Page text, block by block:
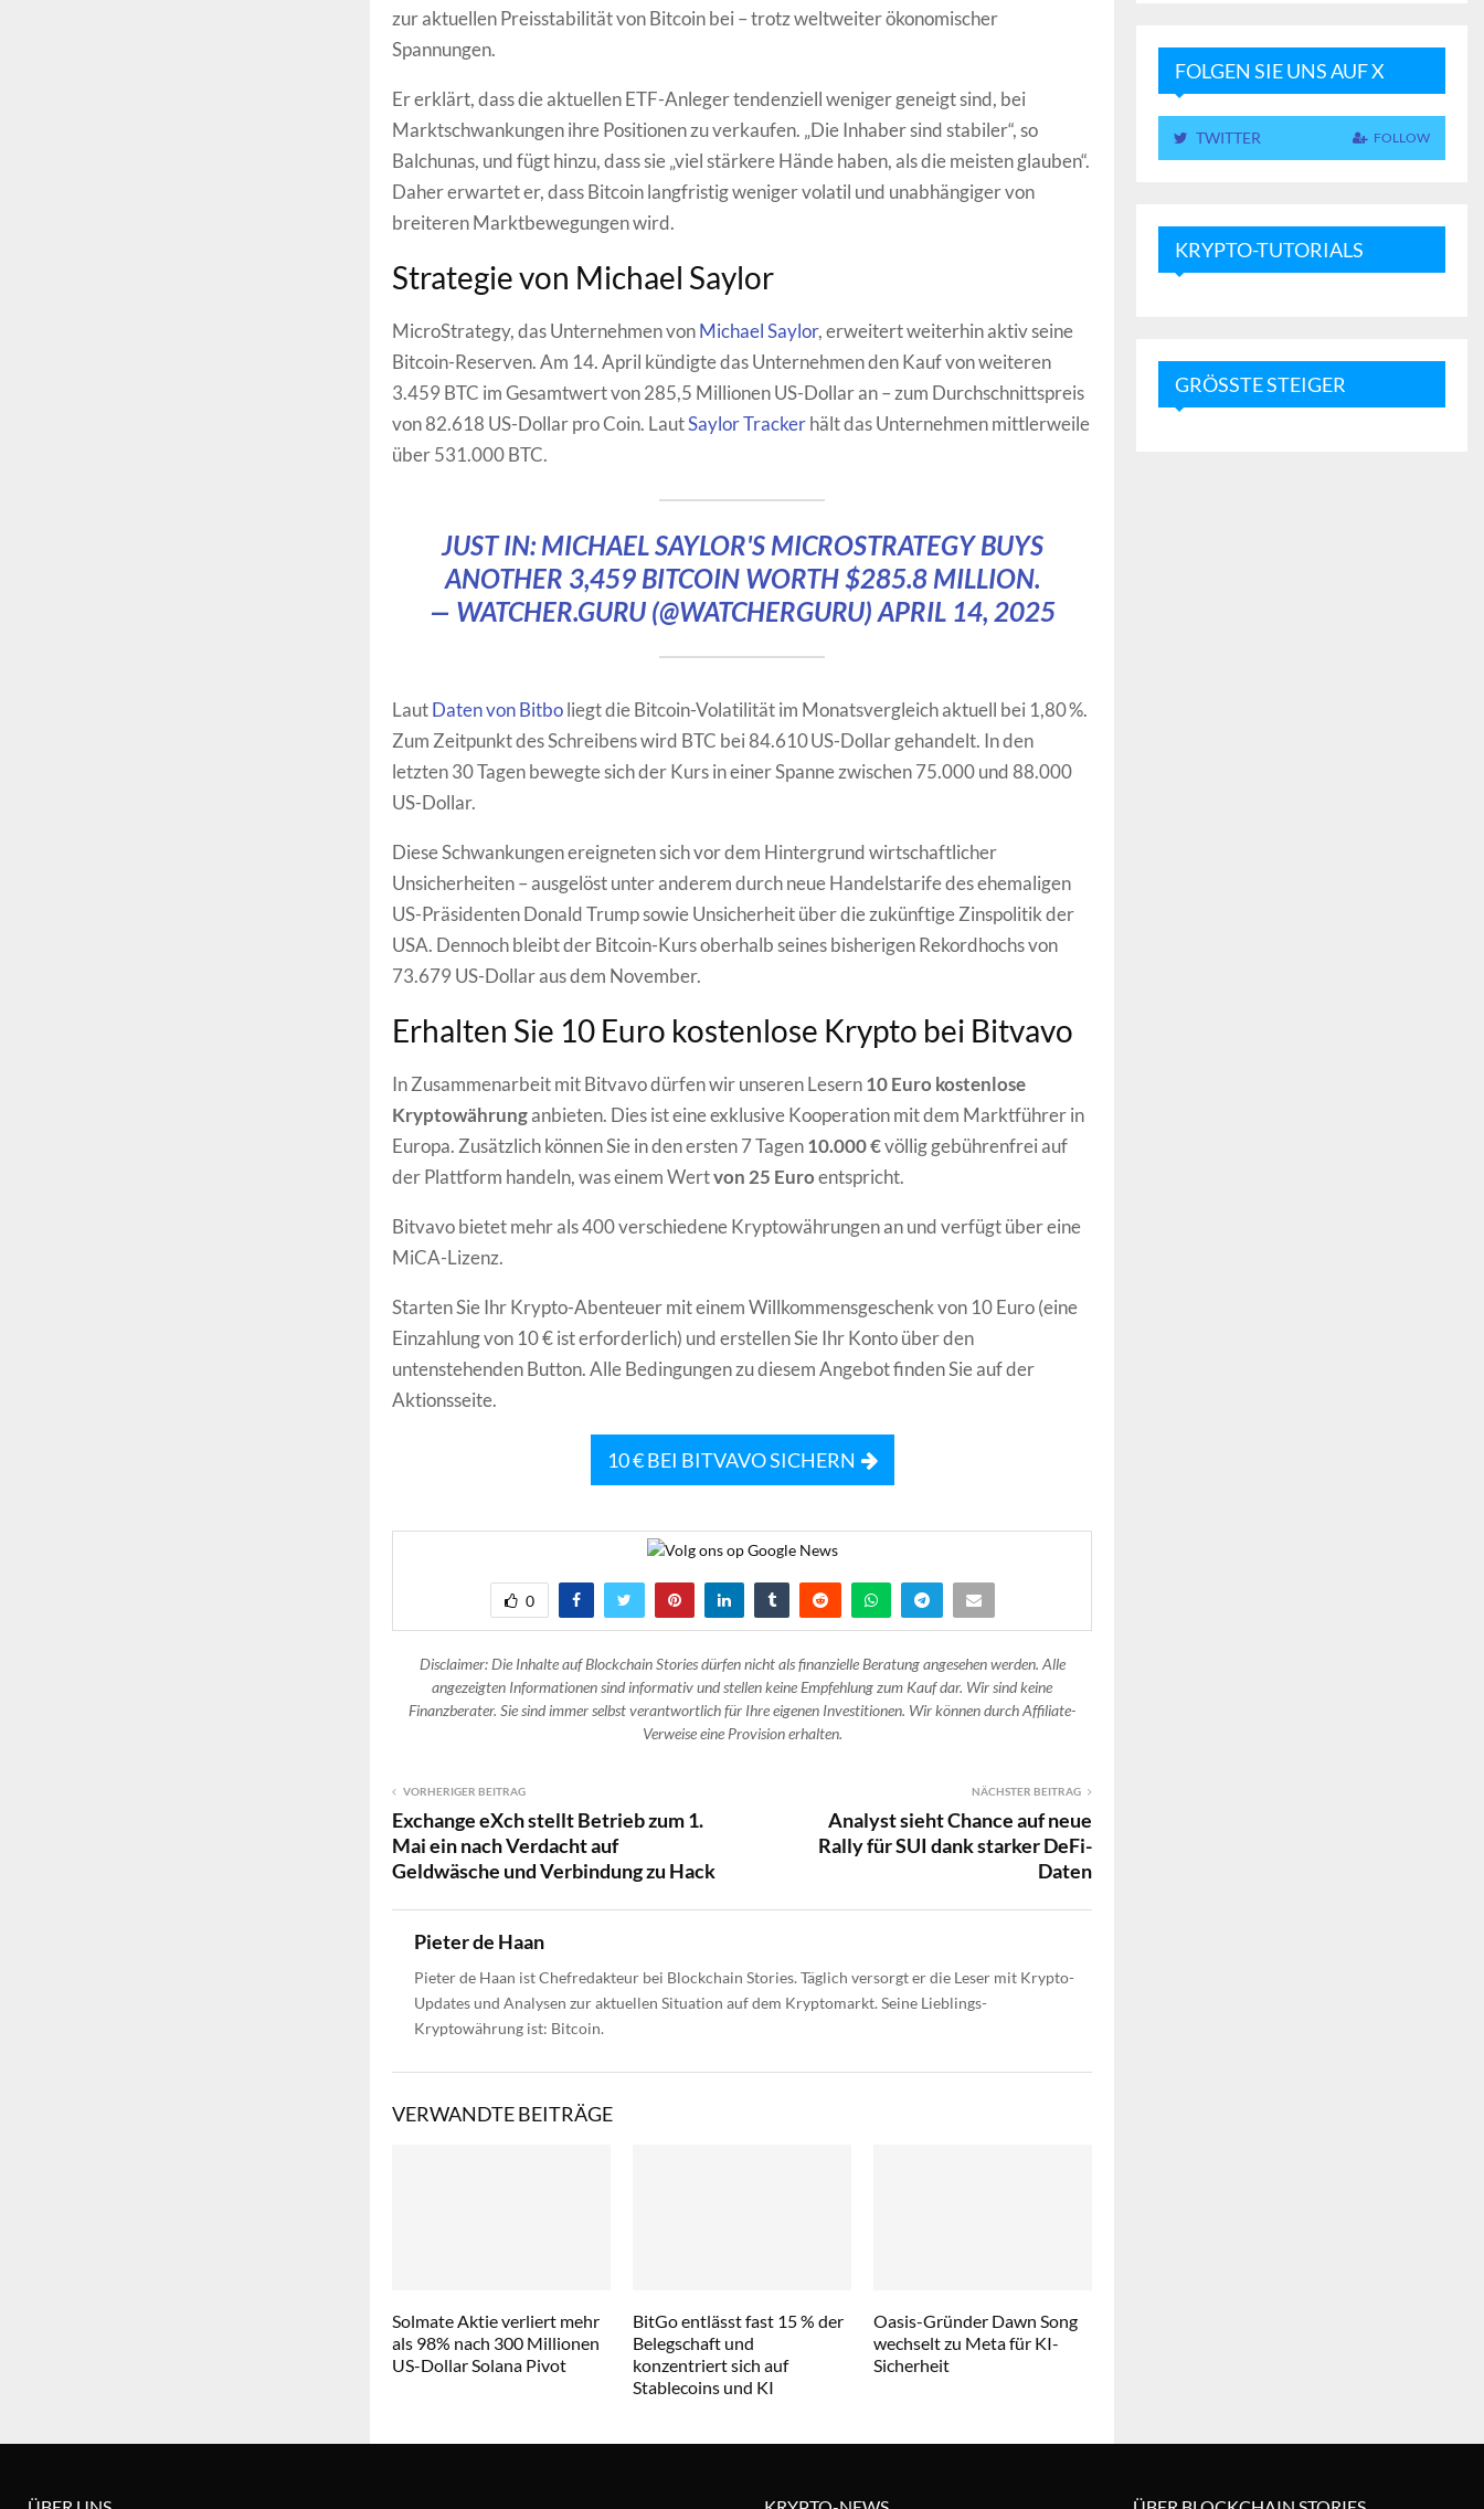
zur aktuellen Preisstabilität von Bitcoin bei – trotz weltweiter ökonomischer
Spannungen.
Er erklärt, dass die aktuellen ETF-Anleger tendenziell weniger geneigt sind, bei
Marktschwankungen ihre Positionen zu verkaufen. „Die Inhaber sind stabiler“, so
Balchunas, und fügt hinzu, dass sie „viel stärkere Hände haben, als die meisten glauben“.
Daher erwartet er, dass Bitcoin langfristig weniger volatil und unabhängiger von
breiteren Marktbewegungen wird.
Strategie von Michael Saylor
MicroStrategy, das Unternehmen vonMichael Saylor, erweitert weiterhin aktiv seine
Bitcoin-Reserven. Am 14. April kündigte das Unternehmen den Kauf von weiteren
3.459 BTC im Gesamtwert von 285,5 Millionen US-Dollar an – zum Durchschnittspreis
von 82.618 US-Dollar pro Coin. LautSaylor Trackerhält das Unternehmen mittlerweile
über 531.000 BTC.
JUST IN: MICHAEL SAYLOR'S MICROSTRATEGY BUYS
ANOTHER 3,459 BITCOIN WORTH $285.8 MILLION.
— WATCHER.GURU (@WATCHERGURU) APRIL 14, 2025
LautDaten von Bitboliegt die Bitcoin-Volatilität im Monatsvergleich aktuell bei 1,80 %.
Zum Zeitpunkt des Schreibens wird BTC bei 84.610 US-Dollar gehandelt. In den
letzten 30 Tagen bewegte sich der Kurs in einer Spanne zwischen 75.000 und 88.000
US-Dollar.
Diese Schwankungen ereigneten sich vor dem Hintergrund wirtschaftlicher
Unsicherheiten – ausgelöst unter anderem durch neue Handelstarife des ehemaligen
US-Präsidenten Donald Trump sowie Unsicherheit über die zukünftige Zinspolitik der
USA. Dennoch bleibt der Bitcoin-Kurs oberhalb seines bisherigen Rekordhochs von
73.679 US-Dollar aus dem November.
Erhalten Sie 10 Euro kostenlose Krypto bei Bitvavo
In Zusammenarbeit mit Bitvavo dürfen wir unseren Lesern10 Euro kostenlose
Kryptowährunganbieten. Dies ist eine exklusive Kooperation mit dem Marktführer in
Europa. Zusätzlich können Sie in den ersten 7 Tagen10.000 €völlig gebührenfrei auf
der Plattform handeln, was einem Wertvon 25 Euroentspricht.
Bitvavo bietet mehr als 400 verschiedene Kryptowährungen an und verfügt über eine
MiCA-Lizenz.
Starten Sie Ihr Krypto-Abenteuer mit einem Willkommensgeschenk von 10 Euro (eine
Einzahlung von 10 € ist erforderlich) und erstellen Sie Ihr Konto über den
untenstehenden Button. Alle Bedingungen zu diesem Angebot finden Sie auf der
Aktionsseite.
10 € BEI BITVAVO SICHERN
0
Disclaimer: Die Inhalte auf Blockchain Stories dürfen nicht als finanzielle Beratung angesehen werden. Alle
angezeigten Informationen sind informativ und stellen keine Empfehlung zum Kauf dar. Wir sind keine
Finanzberater. Sie sind immer selbst verantwortlich für Ihre eigenen Investitionen. Wir können durch Affiliate-
Verweise eine Provision erhalten.
VORHERIGER BEITRAG
Exchange eXch stellt Betrieb zum 1.
Mai ein nach Verdacht auf
Geldwäsche und Verbindung zu Hack
NÄCHSTER BEITRAG
Analyst sieht Chance auf neue
Rally für SUI dank starker DeFi-
Daten
Pieter de Haan
Pieter de Haan ist Chefredakteur bei Blockchain Stories. Täglich versorgt er die Leser mit Krypto-
Updates und Analysen zur aktuellen Situation auf dem Kryptomarkt. Seine Lieblings-
Kryptowährung ist: Bitcoin.
VERWANDTE BEITRÄGE
Solmate Aktie verliert mehr
als 98% nach 300 Millionen
US-Dollar Solana Pivot
BitGo entlässt fast 15 % der
Belegschaft und
konzentriert sich auf
Stablecoins und KI
Oasis-Gründer Dawn Song
wechselt zu Meta für KI-
Sicherheit
FOLGEN SIE UNS AUF X
TWITTER FOLLOW
KRYPTO-TUTORIALS
GRÖSSTE STEIGER